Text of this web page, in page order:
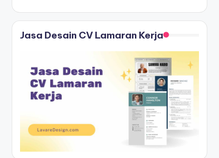
Jasa Desain CV Lamaran Kerja